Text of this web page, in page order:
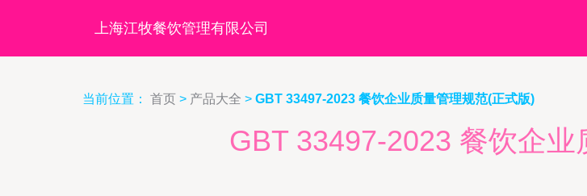
上海江牧餐饮管理有限公司
当前位置： 首页 > 产品大全 > GBT 33497-2023 餐饮企业质量管理规范(正式版)
GBT 33497-2023 餐饮企